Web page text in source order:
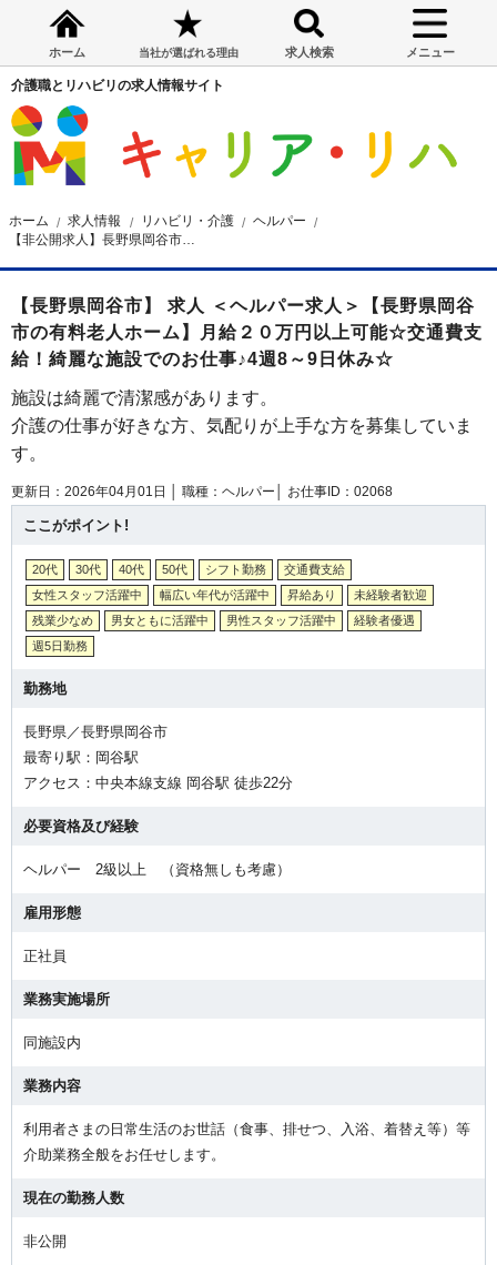
ホーム 当社が選ばれる理由 求人検索 メニュー
介護職とリハビリの求人情報サイト
ホーム 求人情報 リハビリ・介護
ヘルパー
【長野県岡谷市】 求人 ＜ヘルパー求人＞【長野県岡谷
市の有料老人ホーム】月給２０万円以上可能☆交通費支
給！綺麗な施設でのお仕事♪4週8～9日休み☆
施設は綺麗で清潔感があります。
介護の仕事が好きな方、気配りが上手な方を募集していま
す。
更新日：2026年04月01日 │ 職種：ヘルパー│ お仕事ID：02068
ここがポイント!
20代 30代 40代 50代 シフト勤務
交通費支給
女性スタッフ活躍中
幅広い年代が活躍中 昇給あり
未経験者歓迎
残業少なめ
男女ともに活躍中 男性スタッフ活躍中
経験者優遇
週5日勤務
勤務地
長野県／長野県岡谷市
最寄り駅：岡谷駅
アクセス：中央本線支線 岡谷駅 徒歩22分
必要資格及び経験
ヘルパー 2級以上 （資格無しも考慮）
雇用形態
正社員
業務実施場所
同施設内
業務内容
利用者さまの日常生活のお世話（食事、排せつ、入浴、着替え等）等
介助業務全般をお任せします。
現在の勤務人数
非公開